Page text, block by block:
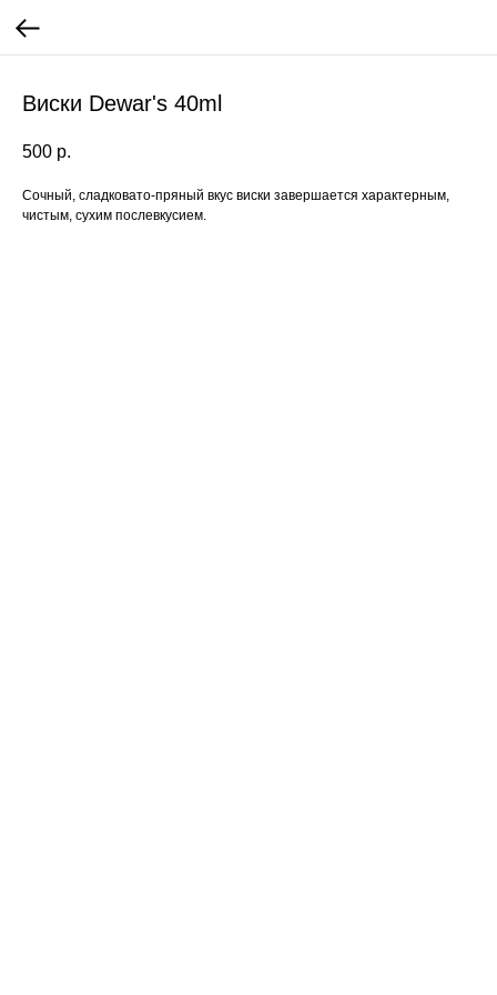
Виски Dewar's 40ml
500 р.
Сочный, сладковато-пряный вкус виски завершается характерным,
чистым, сухим послевкусием.